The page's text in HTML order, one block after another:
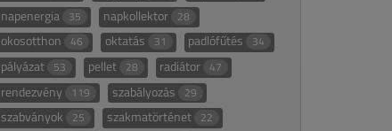
napenergia 35 napkollektor 28
okosotthon 46 oktatás 31 padlófűtés 34
pályázat 53 pellet 28 radiátor 47
rendezvény 119 szabályozás 29
szabványok 25 szakmatörténet 22